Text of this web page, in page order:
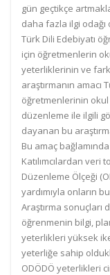
gün geçtikçe
daha fazla ilgi odağı
Türk Dili Edebiyatı
için öğretmenlerin
yeterliklerinin ve
araştırmanın amacı
öğretmenlerinin okul
düzenleme ile ilgili
dayanan bu
Bu amaç
Katılımcılardan veri
Düzenleme Ölçeği
yardımıyla onların
Araştırma sonuçları
öğrenmenin bilgi,
yeterlikleri yüksek
yeterliğe sahip
ODÖDÖ yeterlikleri